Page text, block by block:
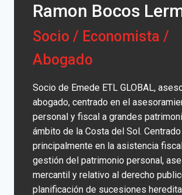
Ramon Bocos
Socio / Economista /
Abogado
Socio de Emede ETL GLOBAL,
abogado, centrado en el
personal y fiscal a grandes
ámbito de la Costa del Sol. Centrado
principalmente en la asistencia
gestión del patrimonio personal,
mercantil y relativo al derecho
planificación de sucesiones